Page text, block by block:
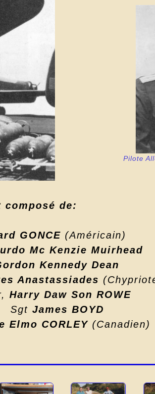
Pilote
composé de:
GONCE (Américain)
Mc Kenzie Muirhead
Kennedy Dean
Anastassiades
Harry Daw Son ROWE
Sgt James BOYD
Elmo CORLEY (Canadien)